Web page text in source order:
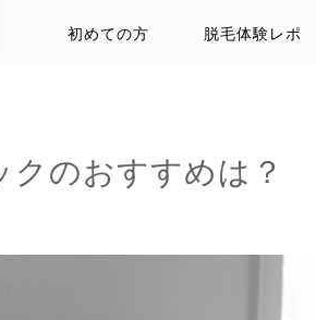
初めての方 脱毛体験レポ
クのおすすめは？